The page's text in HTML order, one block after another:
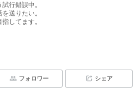
行錯誤中。
送りたい。
してます。
フォロワー シェア